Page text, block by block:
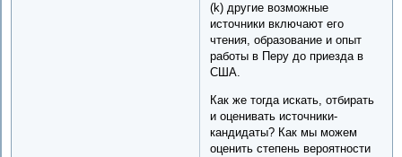
(k) другие возможные
источники включают его
чтения, образование и опыт
работы в Перу до приезда в
США.
Как же тогда искать, отбирать
и оценивать источники-
кандидаты? Как мы можем
оценить степень вероятности